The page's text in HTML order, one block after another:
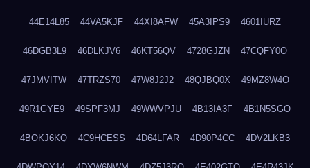
44E14L85 44VA5KJF 44XI8AFW 45A3IPS9 4601IURZ
46DGB3L9 46DLKJV6 46KT56QV 4728GJZN 47CQFY0O
47JMVITW 47TRZS70 47W8J2J2 48QJBQ0X 49MZ8W4O
49R1GYE9 49SPF3MJ 49WWVPJU 4B13IA3F 4B1N5SGO
4BOKJ6KQ 4C9HCESS 4D64LFAR 4D90P4CC 4DV2LKB3